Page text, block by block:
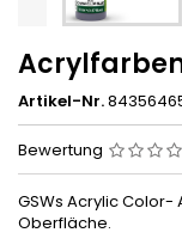
Acrylfarben
Artikel-Nr.
Bewertung
GSWs Acrylic
Oberfläche.